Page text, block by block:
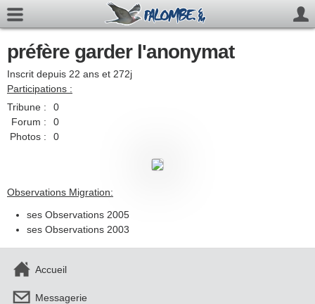
préfère garder l'anonymat
Inscrit depuis 22 ans et 272j
Participations :
Tribune :
0
Forum :
0
Photos :
0
Observations Migration:
ses Observations 2005
ses Observations 2003
Accueil
Messagerie